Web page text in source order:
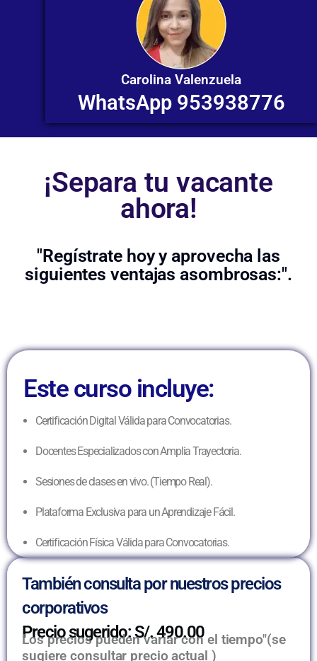
Carolina Valenzuela
WhatsApp 953938776
¡Separa tu vacante
ahora!
"Regístrate hoy y aprovecha las
siguientes ventajas asombrosas:".
Este curso incluye:
Certificación Digital Válida para Convocatorias.
Docentes Especializados con Amplia Trayectoria.
Sesiones de clases en vivo. (Tiempo Real).
Plataforma Exclusiva para un Aprendizaje Fácil.
Certificación Física Válida para Convocatorias.
También consulta por nuestros precios
corporativos
Precio sugerido: S/. 490.00
Los precios pueden variar con el tiempo"(se
sugiere consultar precio actual )